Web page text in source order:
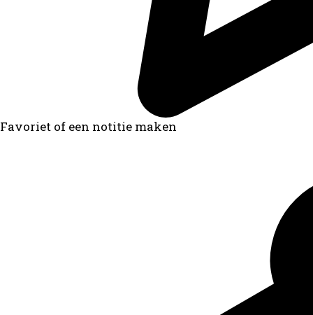
Favoriet of een notitie maken